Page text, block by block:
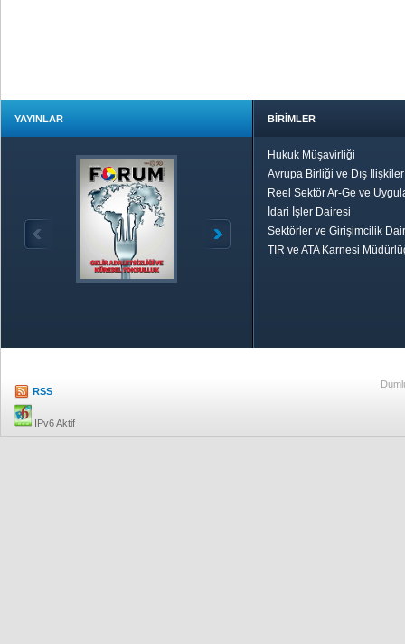
YAYINLAR BİRİMLER
Hukuk Müşavirliği
Avrupa Birliği ve Dış
Reel Sektör Ar-Ge ve
İdari İşler Dairesi
Sektörler ve Girişimcilik
TIR ve ATA Karnesi
RSS
IPv6 Aktif